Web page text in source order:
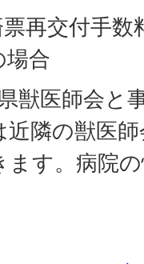
票再交付手
場合
獣医師会と
隣の獣医
す。病院